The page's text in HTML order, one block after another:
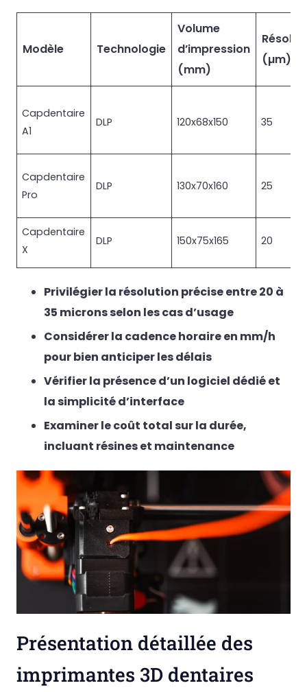
Modèle Technologie
Volume
d’impression
(mm)
(µm)
Capdentaire
A1
DLP 120x68x150 35
Capdentaire
Pro
DLP 130x70x160 25
Capdentaire
X
DLP 150x75x165 20
Privilégier la résolution précise entre 20 à
35 microns selon les cas d’usage
Considérer la cadence horaire en mm/h
pour bien anticiper les délais
Vérifier la présence d’un logiciel dédié et
la simplicité d’interface
Examiner le coût total sur la durée,
incluant résines et maintenance
Présentation détaillée des
imprimantes 3D dentaires